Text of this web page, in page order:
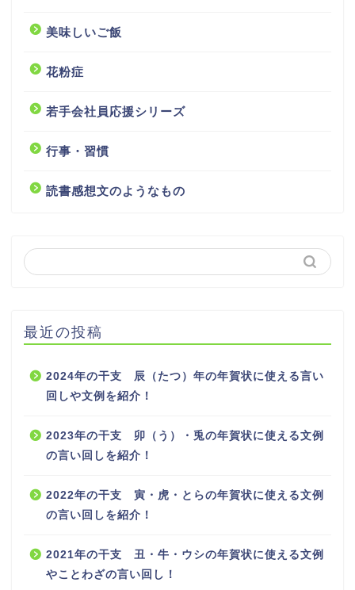
美味しいご飯
花粉症
若手会社員応援シリーズ
行事・習慣
読書感想文のようなもの
最近の投稿
2024年の干支 辰（たつ）年の年賀状に使える言い
回しや文例を紹介！
2023年の干支 卯（う）・兎の年賀状に使える文例
の言い回しを紹介！
2022年の干支 寅・虎・とらの年賀状に使える文例
の言い回しを紹介！
2021年の干支 丑・牛・ウシの年賀状に使える文例
やことわざの言い回し！